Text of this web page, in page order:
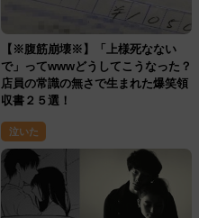
【※腹筋崩壊※】「上様死なない
で」ってwwwどうしてこうなった？
店員の常識の無さで生まれた爆笑領
収書２５選！
泣いた